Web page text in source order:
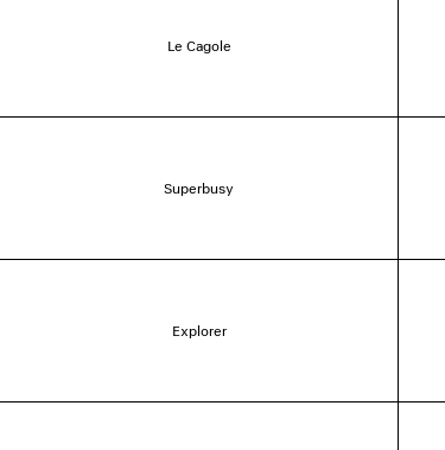
Le Cagole
Superbusy
Explorer